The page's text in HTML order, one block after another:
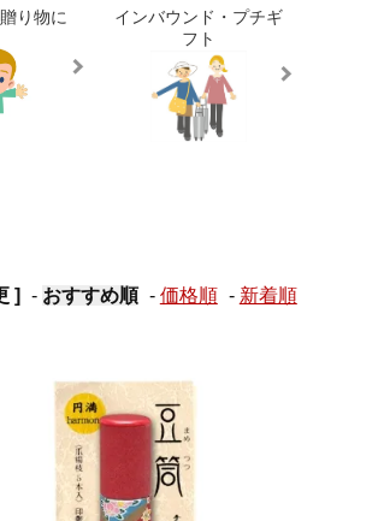
り物に
インバウンド・プチギ
フト
] - おすすめ順 - 価格順 - 新着順